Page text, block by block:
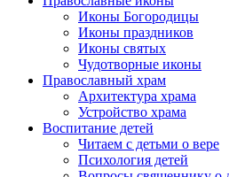
Иконы Богородицы
Иконы праздников
Иконы святых
Чудотворные иконы
Православный храм
Архитектура храма
Устройство храма
Воспитание детей
Читаем с детьми о вере
Психология детей